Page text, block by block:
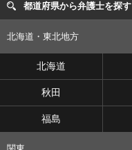
都道府県から弁護士を探す
北海道・東北地方
北海道
秋田
福島